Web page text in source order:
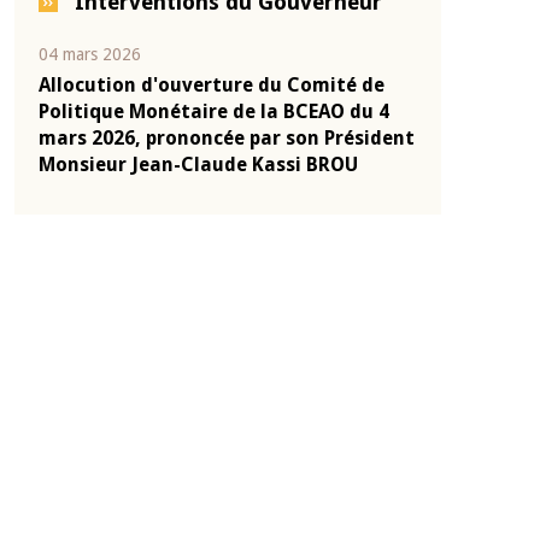
04 mars 2026
Allocution d'ouverture du Comité de
Politique Monétaire de la BCEAO du 4
mars 2026, prononcée par son Président
Monsieur Jean-Claude Kassi BROU